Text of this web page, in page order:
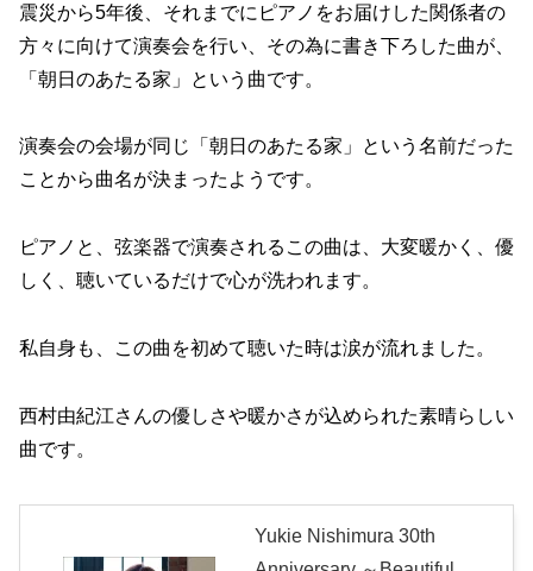
震災から5年後、それまでにピアノをお届けした関係者の
方々に向けて演奏会を行い、その為に書き下ろした曲が、
「朝日のあたる家」という曲です。
演奏会の会場が同じ「朝日のあたる家」という名前だった
ことから曲名が決まったようです。
ピアノと、弦楽器で演奏されるこの曲は、大変暖かく、優
しく、聴いているだけで心が洗われます。
私自身も、この曲を初めて聴いた時は涙が流れました。
西村由紀江さんの優しさや暖かさが込められた素晴らしい
曲です。
Yukie Nishimura 30th